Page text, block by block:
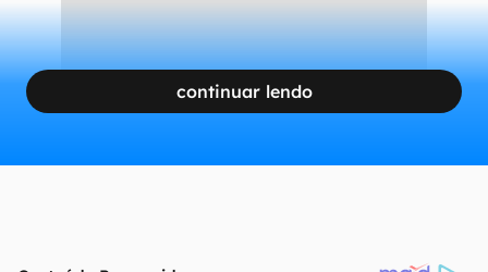
continuar lendo